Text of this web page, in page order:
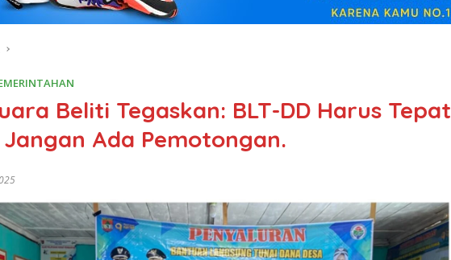
Beliti Tegaskan: BLT-DD Harus Tepat
Ada Pemotongan.